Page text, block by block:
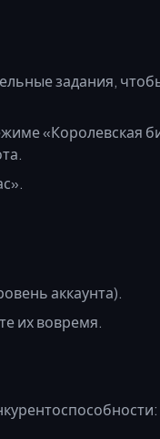
задания,
«Королевская
аккаунта).
их вовремя.